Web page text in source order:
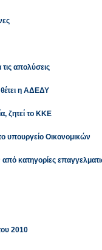
απολύσεις
η ΑΔΕΔΥ
ζητεί το ΚΚΕ
υπουργείο Οικονομικών
κατηγορίες
2010